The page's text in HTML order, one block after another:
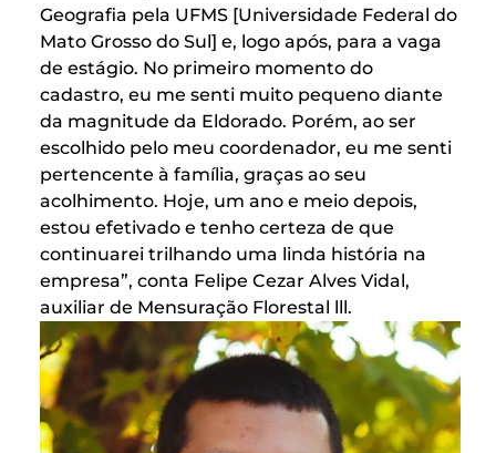
Geografia pela UFMS [Universidade Federal do
Mato Grosso do Sul] e, logo após, para a vaga
de estágio. No primeiro momento do
cadastro, eu me senti muito pequeno diante
da magnitude da Eldorado. Porém, ao ser
escolhido pelo meu coordenador, eu me senti
pertencente à família, graças ao seu
acolhimento. Hoje, um ano e meio depois,
estou efetivado e tenho certeza de que
continuarei trilhando uma linda história na
empresa”, conta Felipe Cezar Alves Vidal,
auxiliar de Mensuração Florestal lll.